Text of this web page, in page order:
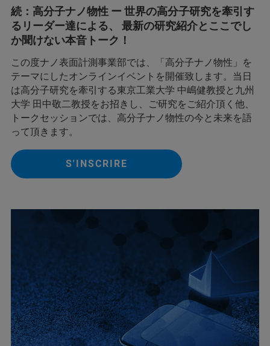
続：高分子ナノ物性 ー 世界の高分子研究を牽引す
るリーダー達による、 最新の研究紹介とここでし
か聞けない本音トーク！
この度ナノ表面計測事業部では、「高分子ナノ物性」を
テーマにしたオンラインイベントを開催致します。当日
は高分子研究を牽引する東京工業大学 中嶋健教授と九州
大学 田中敬二教授をお招きし、ご研究をご紹介頂く他、
トークセッションでは、高分子ナノ物性の今と未来を語
って頂きます。
S'INSCRIRE